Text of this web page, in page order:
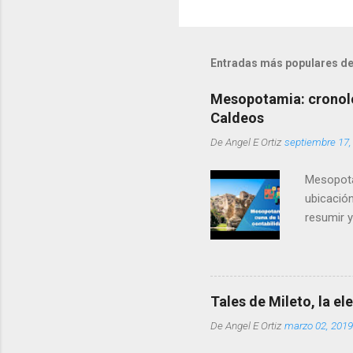
Entradas más populares
Mesopotamia:
Caldeos
DeAngel E Ortiz septiembre
resumir
Tales de Mileto, la
DeAngel E Ortiz marzo 02, 2019